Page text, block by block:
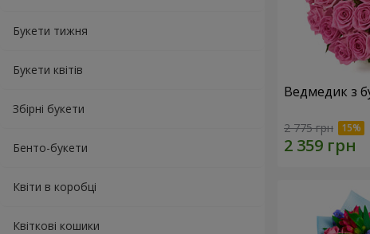
Букети тижня
Букети квітів
Збірні букети
Бенто-букети
Квіти в коробці
Квіткові кошики
Ведмедик з
2 775 грн